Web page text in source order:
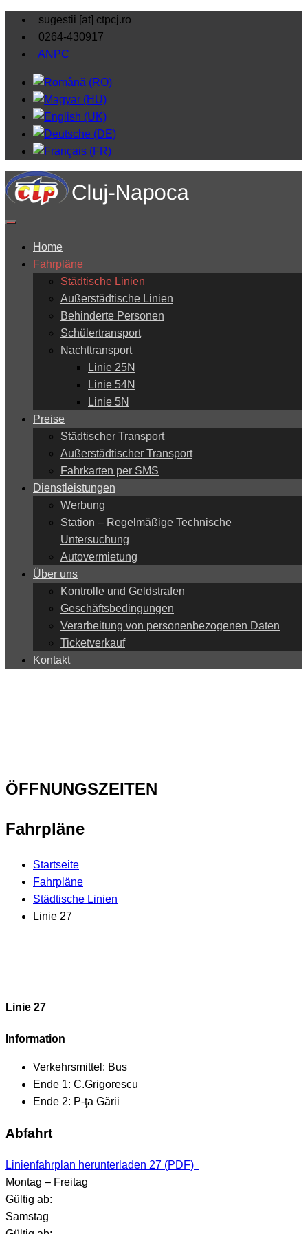
sugestii [at] ctpcj.ro
0264-430917
ANPC
Home
Fahrpläne
Städtische Linien
Außerstädtische Linien
Behinderte Personen
Schülertransport
Nachttransport
Linie 25N
Linie 54N
Linie 5N
Preise
Städtischer Transport
Außerstädtischer Transport
Fahrkarten per SMS
Dienstleistungen
Werbung
Station – Regelmäßige Technische
Untersuchung
Autovermietung
Über uns
Kontrolle und Geldstrafen
Geschäftsbedingungen
Verarbeitung von personenbezogenen Daten
Ticketverkauf
Kontakt
ÖFFNUNGSZEITEN
Fahrpläne
Startseite
Fahrpläne
Städtische Linien
Linie 27
Linie 27
Information
Verkehrsmittel: Bus
Ende 1: C.Grigorescu
Ende 2: P-ţa Gării
Abfahrt
Linienfahrplan herunterladen 27 (PDF)
Montag – Freitag
Gültig ab:
Samstag